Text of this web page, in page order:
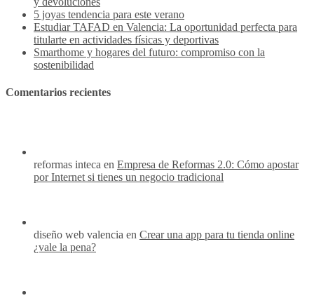
5 joyas tendencia para este verano
Estudiar TAFAD en Valencia: La oportunidad perfecta para
titularte en actividades físicas y deportivas
Smarthome y hogares del futuro: compromiso con la
sostenibilidad
Comentarios recientes
reformas inteca en Empresa de Reformas 2.0: Cómo apostar
por Internet si tienes un negocio tradicional
diseño web valencia en Crear una app para tu tienda online
¿vale la pena?